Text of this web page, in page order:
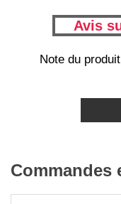
Avis
Note du
Commandes